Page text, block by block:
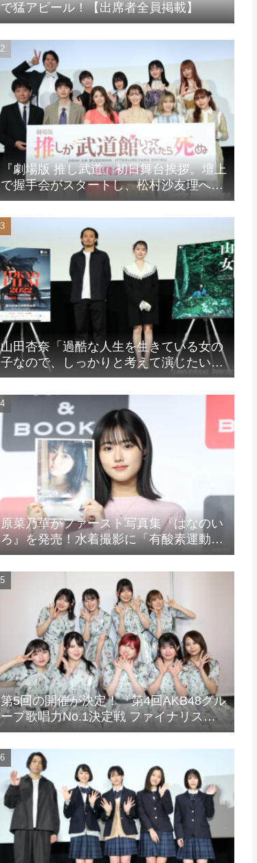
で猛アピール！【出席者全員掲載】
『劇場版 推し武道』初日舞台挨拶。壇上
で握手会がスタートし、松村沙友理への
想いをアピール！？
山田杏奈「過酷な人生を生きている女の
子なので、しっかりと考えて演じたいな
と」映画『山女』東京国際映画祭Q&A
原菜乃華がファースト写真集『はなのい
ろ』を発売！水着撮影に「有酸素運動と
筋トレを頑張りました」
第5回の開催が決定！『第4回AKB48グル
ープ歌唱力No.1決定戦 ファイナリスト
LIVE』